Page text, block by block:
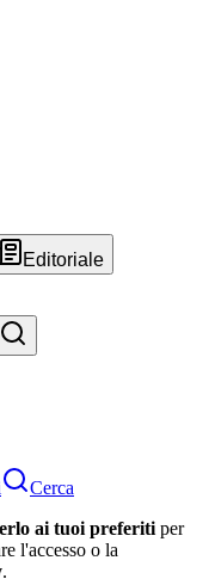
Editoriale
Cerca
ai tuoi preferiti per
l'accesso o la
.